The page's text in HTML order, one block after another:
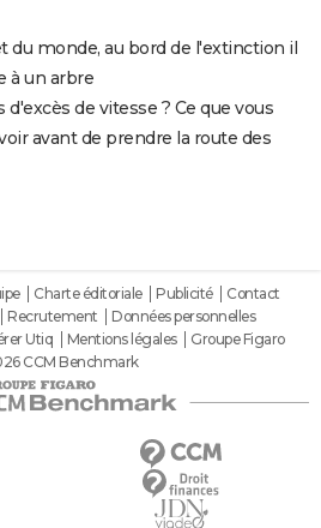
du monde, au bord de l'extinction il
à un arbre
de vitesse ? Ce que vous
avant de prendre la route des
Charte éditoriale Publicité
Contact
Recrutement
Données personnelles
Utiq Mentions légales
Groupe Figaro
CCM Benchmark